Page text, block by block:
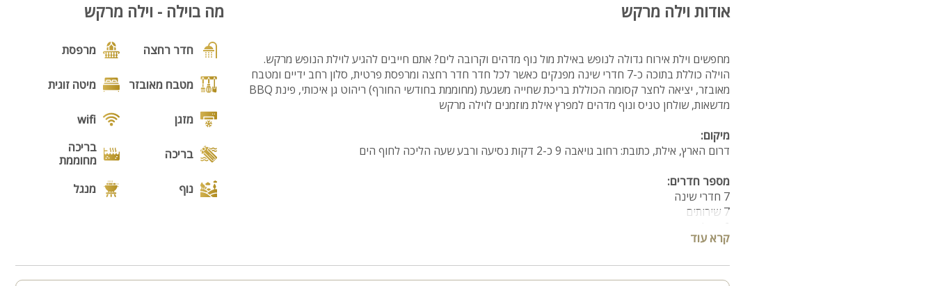
אודות וילה מרקש
מחפשים וילת אירוח גדולה לנופש באילת מול נוף מדהים וקרובה לים? אתם חייבים להגיע לוילת הנופש מרקש.
הוילה כוללת בתוכה כ-7 חדרי שינה מפנקים כאשר לכל חדר חדר רחצה ומרפסת פרטית, סלון רחב ידיים ומטבח
מאובזר, יציאה לחצר קסומה הכוללת בריכת שחייה משגעת (מחוממת בחודשי החורף) ריהוט גן איכותי, פינת BBQ
מדשאות, שולחן טניס ונוף מדהים למפרץ אילת מוזמנים לוילה מרקש
מיקום:
דרום הארץ, אילת, כתובת: רחוב גויאבה 9 כ-2 דקות נסיעה ורבע שעה הליכה לחוף הים
מספר חדרים:
7 חדרי שינה
7 שירותים
6 מקלחות
קרא עוד
מה בוילה - וילה מרקש
חדר רחצה מרפסת
מטבח מאובזר מיטה זוגית
מזגן wifi
בריכה
בריכה
מחוממת
נוף
מנגל